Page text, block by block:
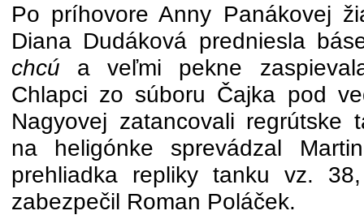
Po príhovore Anny Panákovej
Diana Dudáková predniesla
chcú a veľmi pekne
Chlapci zo súboru Čajka pod
Nagyovej zatancovali regrútske
na heligónke sprevádzal
prehliadka repliky tanku vz.
zabezpečil Roman Poláček.